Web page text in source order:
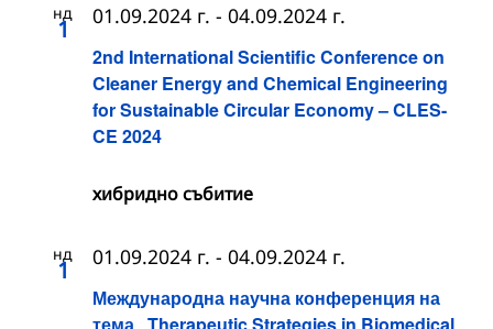
нд
1
2nd International Scientific Conference on
Cleaner Energy and Chemical Engineering
for Sustainable Circular Economy – CLES-
CE 2024
01.09.2024 г. - 04.09.2024 г.
хибридно събитие
нд
1
Международна научна конференция на
01.09.2024 г. - 04.09.2024 г.